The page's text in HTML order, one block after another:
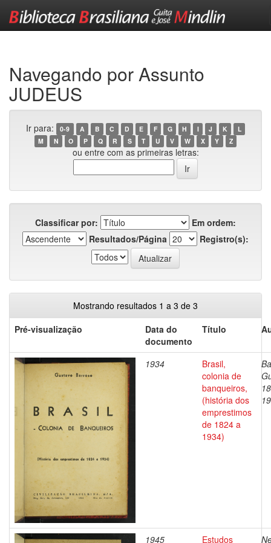
Navegando por Assunto
JUDEUS
Ir para: 0-9 A B C D E F G H I J K
L
M
N O P Q R S T U V W X Y Z
ou entre com as primeiras letras:
Classificar por:
Em ordem:
Resultados/Página
Registro(s):
Mostrando resultados 1 a 3 de 3
Pré-visualização
Data do
documento
Título
1934
Brasil,
colonia de
banqueiros,
(história dos
emprestimos
de 1824 a
1934)
1945
Estudos